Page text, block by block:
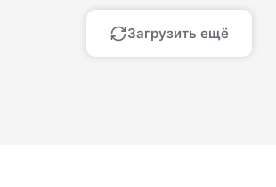
Загрузить ещё